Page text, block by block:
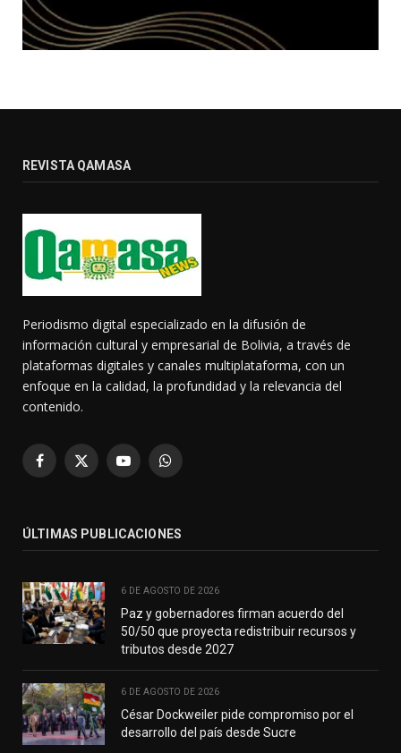
REVISTA QAMASA
Periodismo digital especializado en la difusión de
información cultural y empresarial de Bolivia, a través de
plataformas digitales y canales multiplataforma, con un
enfoque en la calidad, la profundidad y la relevancia del
contenido.
Facebook
X
YouTubeWhatsApp
ÚLTIMAS PUBLICACIONES
6 DE AGOSTO DE 2026
Paz y gobernadores firman acuerdo del
50/50 que proyecta redistribuir recursos y
tributos desde 2027
6 DE AGOSTO DE 2026
César Dockweiler pide compromiso por el
desarrollo del país desde Sucre